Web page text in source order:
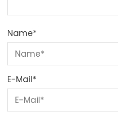
Name*
E-Mail*